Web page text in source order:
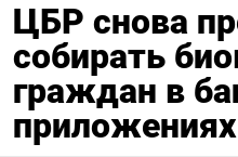
ЦБР снова
собирать
граждан в
приложениях